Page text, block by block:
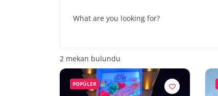
What are you looking for?
2 mekan bulundu
POPÜLER